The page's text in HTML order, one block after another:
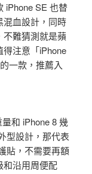
iPhone SE 也替
混血設計，同時
不難猜測就是蘋
注意「iPhone
一款，推薦入
和 iPhone 8 幾
型設計，那代表
貼，不需要再額
和沿用周便配